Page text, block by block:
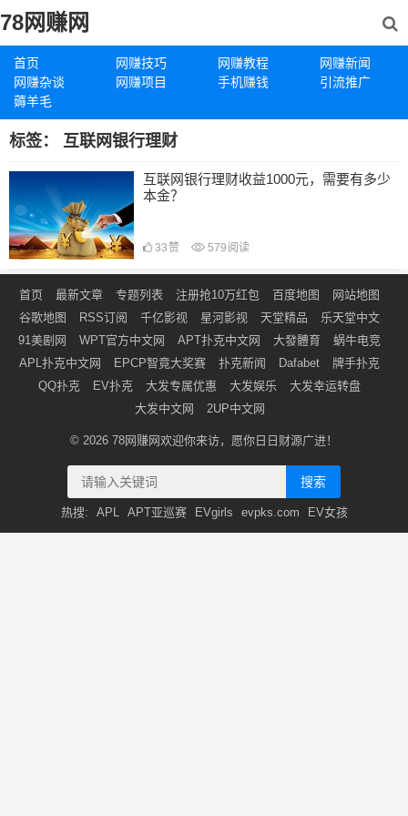
78网赚网
首页 网赚技巧 网赚教程
网赚新闻
网赚杂谈
网赚项目 手机赚钱
引流推广
薅羊毛
标签： 互联网银行理财
互联网银行理财收益1000元，需要有多少
本金？
33 赞 579 阅读
首页 最新文章 专题列表 注册抢10万红包 百度地图
网站地图
谷歌地图
RSS订阅 千亿影视 星河影视 天堂精品
乐天堂中文
91美剧网
WPT官方中文网 APT扑克中文网 大發體育
蜗牛电竞
APL扑克中文网
EPCP智竟大奖赛 扑克新闻 Dafabet
牌手扑克
QQ扑克
EV扑克 大发专属优惠 大发娱乐
大发幸运转盘
大发中文网
2UP中文网
© 2026 78网赚网欢迎你来访，愿你日日财源广进！
搜索
热搜: APL APT亚巡赛 EVgirls evpks.com EV女孩